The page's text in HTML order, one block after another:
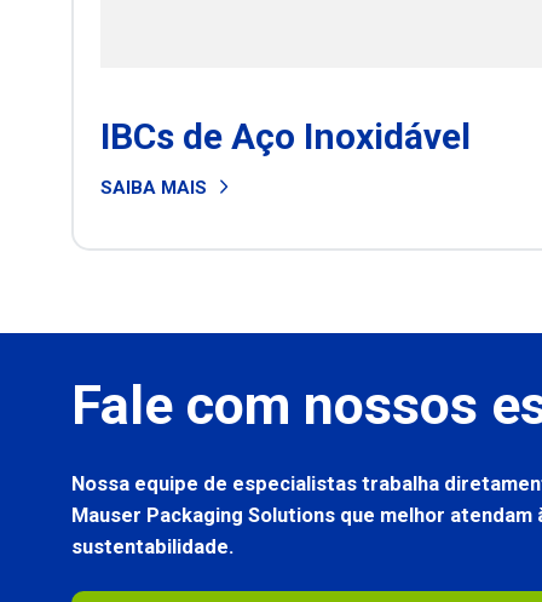
IBCs de Aço Inoxidável
SAIBA MAIS
Fale com nossos
Nossa equipe de especialistas trabalha
Mauser Packaging Solutions que melhor
sustentabilidade.